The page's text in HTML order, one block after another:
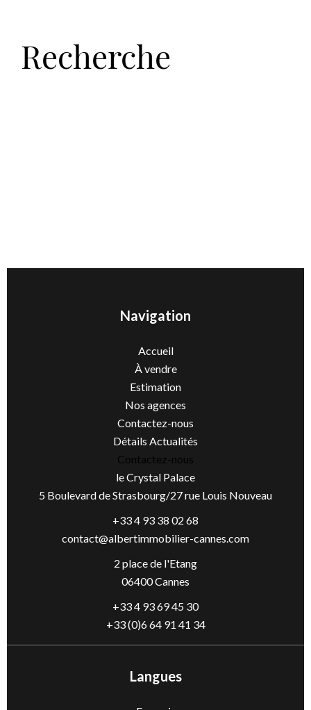
Recherche
Navigation
Accueil
À vendre
Estimation
Nos agences
Contactez-nous
Détails Actualités
Contactez-nous
le Crystal Palace
5 Boulevard de Strasbourg/27 rue Louis Nouveau
+33 4 93 38 02 68
contact@albertimmobilier-cannes.com
2 place de l'Etang
06400 Cannes
+33 4 93 69 45 30
+33 (0)6 64 91 41 34
Langues